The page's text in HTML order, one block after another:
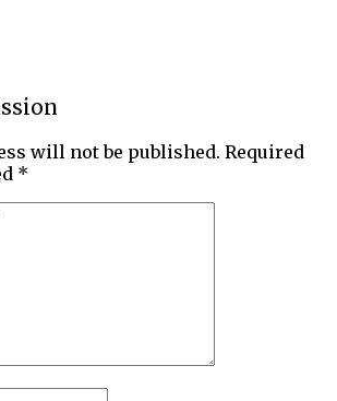
will not be published. Required
*